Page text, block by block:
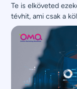
Te is elköveted
tévhit, ami csak a
nem növeli.